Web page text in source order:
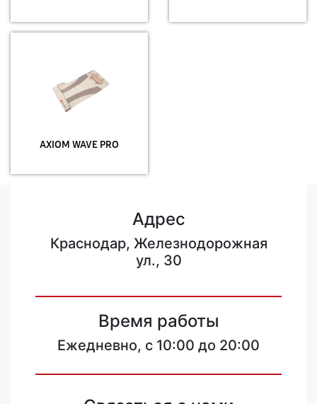
AXIOM WAVE PRO
Адрес
Краснодар, Железнодорожная
ул., 30
Время работы
Ежедневно, с 10:00 до 20:00